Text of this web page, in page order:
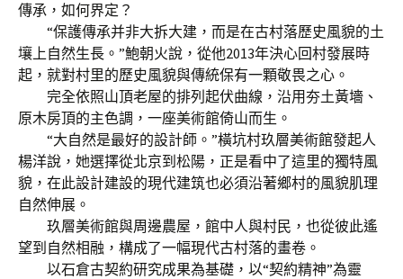
傳承，如何界定？
“保護傳承并非大拆大建，而是在古村落歷史風貌的土
壤上自然生長。”鮑朝火說，從他2013年決心回村發展時
起，就對村里的歷史風貌與傳統保有一顆敬畏之心。
完全依照山頂老屋的排列起伏曲線，沿用夯土黃墻、
原木房頂的主色調，一座美術館倚山而生。
“大自然是最好的設計師。”橫坑村玖層美術館發起人
楊洋說，她選擇從北京到松陽，正是看中了這里的獨特風
貌，在此設計建設的現代建筑也必須沿著鄉村的風貌肌理
自然伸展。
玖層美術館與周邊農屋，館中人與村民，也從彼此遙
望到自然相融，構成了一幅現代古村落的畫卷。
以石倉古契約研究成果為基礎，以“契約精神”為靈